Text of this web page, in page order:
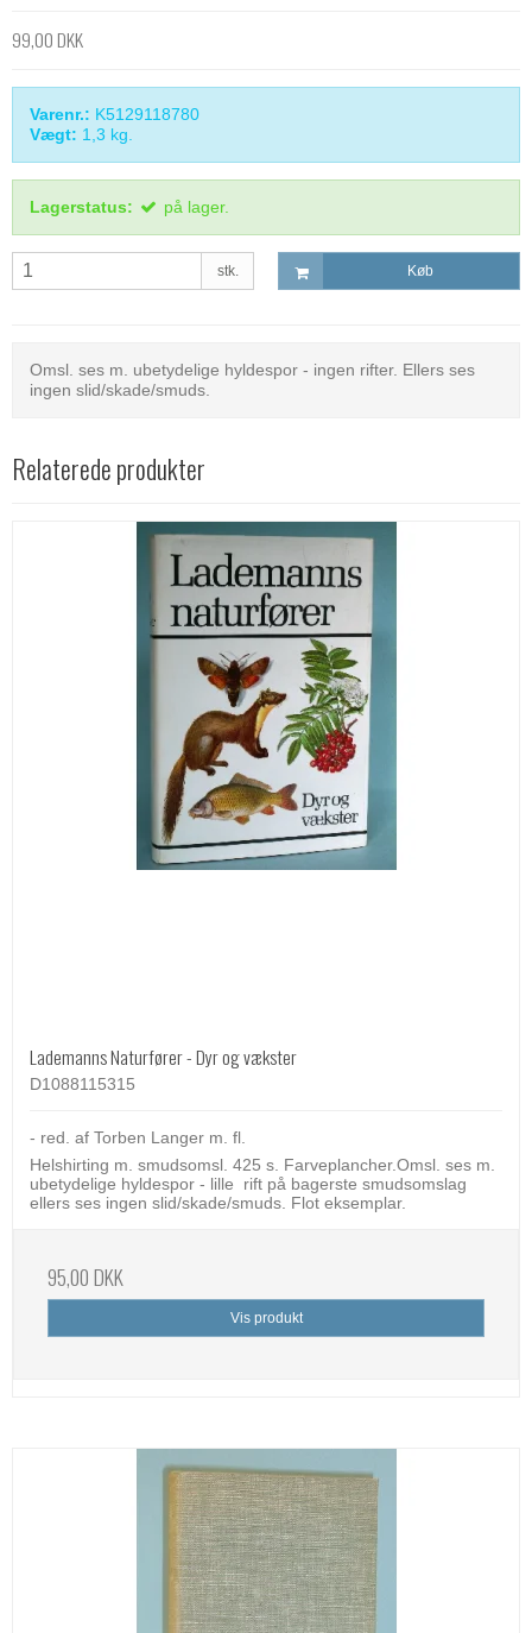
99,00 DKK
Varenr.: K5129118780
Vægt: 1,3 kg.
Lagerstatus: på lager.
stk. Køb
Omsl. ses m. ubetydelige hyldespor - ingen rifter. Ellers ses
ingen slid/skade/smuds.
Relaterede produkter
Lademanns Naturfører - Dyr og vækster
D1088115315
- red. af Torben Langer m. fl.
Helshirting m. smudsomsl. 425 s. Farveplancher.Omsl. ses m.
ubetydelige hyldespor - lille rift på bagerste smudsomslag
ellers ses ingen slid/skade/smuds. Flot eksemplar.
95,00 DKK
Vis produkt